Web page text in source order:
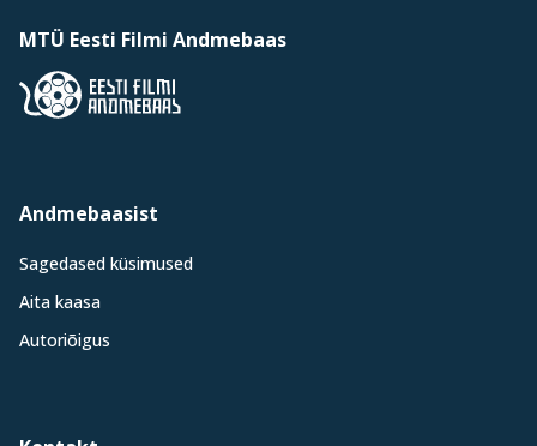
MTÜ Eesti Filmi Andmebaas
Andmebaasist
Sagedased küsimused
Aita kaasa
Autoriõigus